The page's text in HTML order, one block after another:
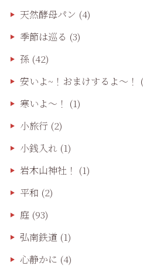
天然酵母パン (4)
季節は巡る (3)
孫(42)
安いよ~！おまけするよ～！
寒いよ～！ (1)
小旅行 (2)
小銭入れ (1)
岩木山神社！ (1)
平和 (2)
庭(93)
弘南鉄道 (1)
心静かに (4)